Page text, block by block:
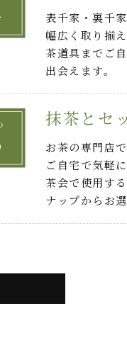
表千家・裏千
幅広く取り揃
茶道具までご
出会えます。
抹茶とセ
お茶の専門店
ご自宅で気軽
茶会で使用す
ナップからお